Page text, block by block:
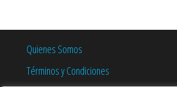
Quienes Somos
Términos y Condiciones